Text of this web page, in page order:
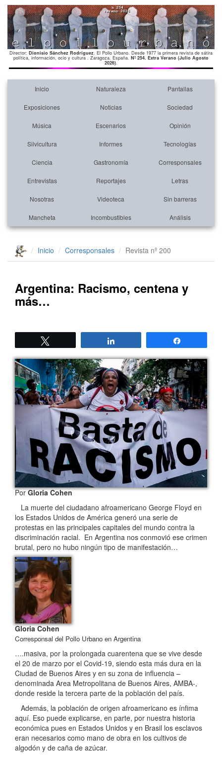
Director: Dionisio Sánchez Rodríguez. El Pollo Urbano. Desde 1977 la primera revista de sátira
política, información, ocio y cultura . Zaragoza. España. Nº 254. Extra Verano (Julio Agosto
2026).
Inicio Naturaleza Pantallas
Exposiciones Noticias Sociedad
Música Escenarios Opinión
Silvicultura Informes Tecnologías
Ciencia Gastronomía Corresponsales
Entrevistas Reportajes Letras
Nosotras Videoteca Sin barreras
Mancheta Incombustibles Análisis
Inicio Corresponsales Revista nº 200
Argentina: Racismo, centena y
más…
PorGloria Cohen
La muerte del ciudadano afroamericano George Floyd en
los Estados Unidos de América generó una serie de
protestas en las principales capitales del mundo contra la
discriminación racial. En Argentina nos conmovió ese crimen
brutal, pero no hubo ningún tipo de manifestación…
Gloria Cohen
Corresponsal del Pollo Urbano en Argentina
….masiva, por la prolongada cuarentena que se vive desde
el 20 de marzo por el Covid-19, siendo esta más dura en la
Ciudad de Buenos Aires y en su zona de influencia –
denominada Area Metropolitana de Buenos Aires, AMBA-,
donde reside la tercera parte de la población del país.
Además, la población de origen afroamericano es ínfima
aquí. Eso puede explicarse, en parte, por nuestra historia
económica pues en Estados Unidos y en Brasil los esclavos
eran necesarios como mano de obra en los cultivos de
algodón y de caña de azúcar.